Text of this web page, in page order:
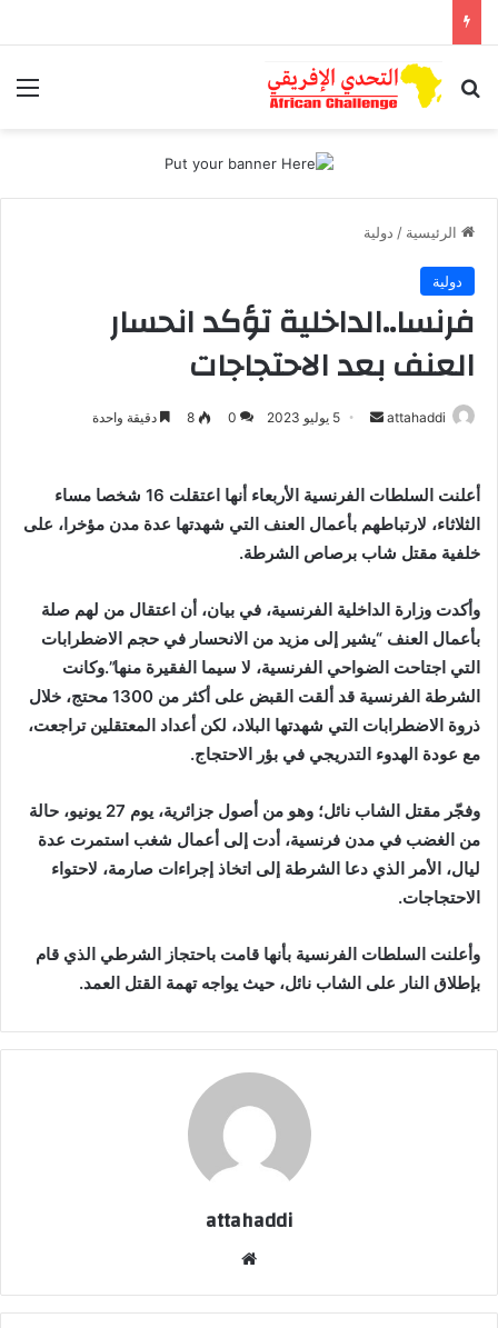
بحث عن
الرئيسية / دولية
دولية
فرنسا..الداخلية تؤكد انحسار
العنف بعد الاحتجاجات
attahaddi
أرسل 5 يوليو 2023 0
8 دقيقة واحدة
أعلنت السلطات الفرنسية الأربعاء أنها اعتقلت 16 شخصا مساء
الثلاثاء، لارتباطهم بأعمال العنف التي شهدتها عدة مدن مؤخرا، على
خلفية مقتل شاب برصاص الشرطة.
وأكدت وزارة الداخلية الفرنسية، في بيان، أن اعتقال من لهم صلة
بأعمال العنف “يشير إلى مزيد من الانحسار في حجم الاضطرابات
التي اجتاحت الضواحي الفرنسية، لا سيما الفقيرة منها”.وكانت
الشرطة الفرنسية قد ألقت القبض على أكثر من 1300 محتج، خلال
ذروة الاضطرابات التي شهدتها البلاد، لكن أعداد المعتقلين تراجعت،
مع عودة الهدوء التدريجي في بؤر الاحتجاج.
وفجّر مقتل الشاب نائل؛ وهو من أصول جزائرية، يوم 27 يونيو، حالة
من الغضب في مدن فرنسية، أدت إلى أعمال شغب استمرت عدة
ليال، الأمر الذي دعا الشرطة إلى اتخاذ إجراءات صارمة، لاحتواء
الاحتجاجات.
وأعلنت السلطات الفرنسية بأنها قامت باحتجاز الشرطي الذي قام
بإطلاق النار على الشاب نائل، حيث يواجه تهمة القتل العمد.
attahaddi